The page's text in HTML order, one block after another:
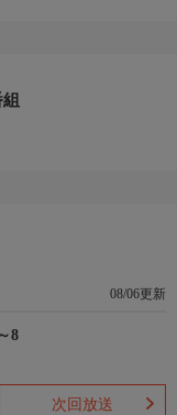
08/06更新
8
次回放送